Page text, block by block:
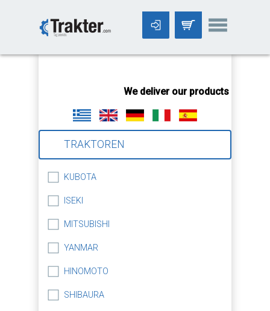
We deliver our products
TRAKTOREN
KUBOTA
ISEKI
MITSUBISHI
YANMAR
HINOMOTO
SHIBAURA